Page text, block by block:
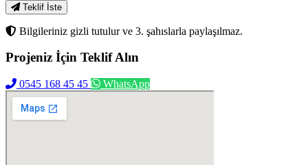
Teklif İste
Bilgileriniz gizli tutulur ve 3. şahıslarla paylaşılmaz.
Projeniz İçin Teklif Alın
0545 168 45 45 WhatsApp